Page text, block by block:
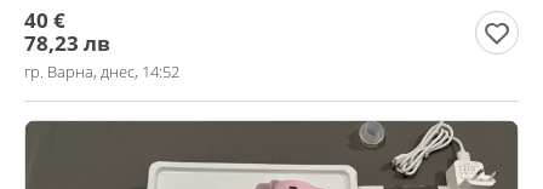
40 €
78,23 лв
гр. Варна, днес, 14:52